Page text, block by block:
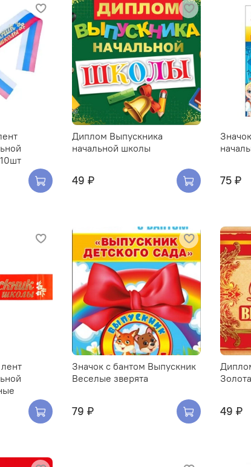
Диплом Выпускника
начальной школы
49 ₽ 75 ₽
Значок с бантом Выпускник
Веселые зверята
79 ₽ 49 ₽